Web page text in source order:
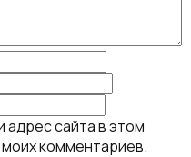
адрес сайта в этом
комментариев.